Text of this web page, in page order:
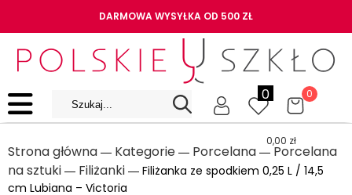
DARMOWA WYSYŁKA OD 500 ZŁ
0 0
0,00 zł
Strona główna ― Kategorie ― Porcelana ― Porcelana
na sztuki ― Filiżanki ― Filiżanka ze spodkiem 0,25 L / 14,5
cm Lubiana – Victoria